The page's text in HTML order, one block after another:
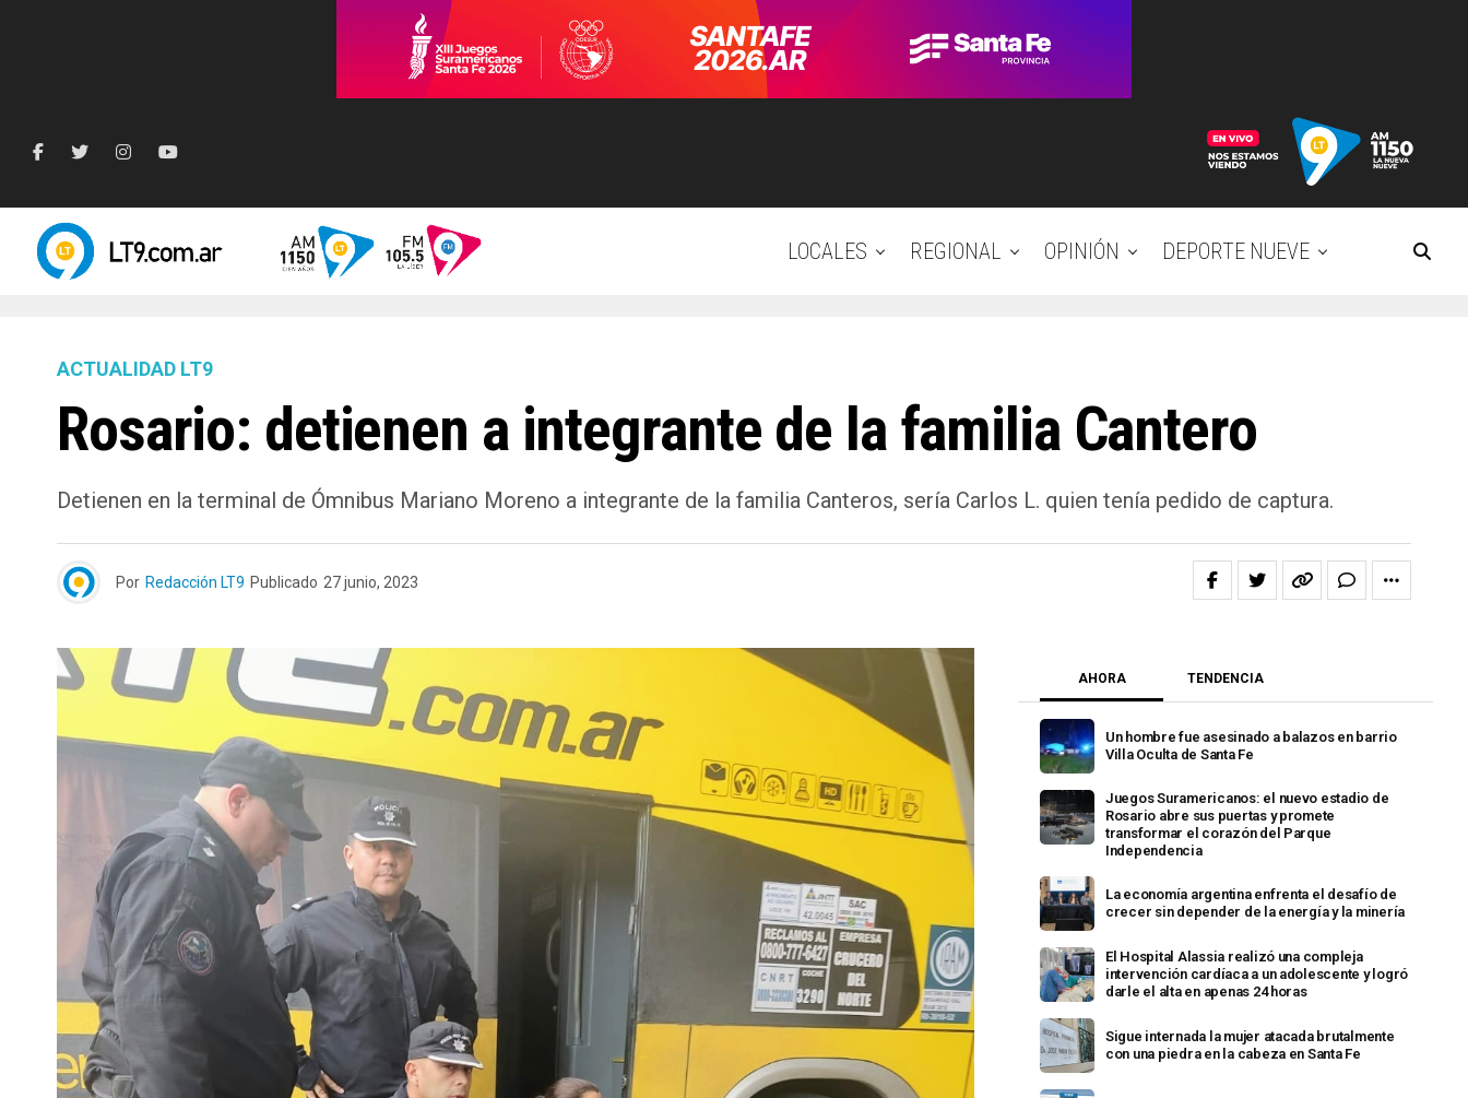
LOCALES REGIONAL OPINIÓN DEPORTE NUEVE
ACTUALIDAD LT9
Rosario: detienen a integrante de la familia Cantero
Detienen en la terminal de Ómnibus Mariano Moreno a integrante de la familia Canteros, sería Carlos L. quien tenía pedido de captura.
Por Redacción LT9 Publicado 27 junio, 2023
AHORA TENDENCIA
Un hombre fue asesinado a balazos en barrio
Villa Oculta de Santa Fe
Juegos Suramericanos: el nuevo estadio de
Rosario abre sus puertas y promete
transformar el corazón del Parque
Independencia
La economía argentina enfrenta el desafío de
crecer sin depender de la energía y la minería
El Hospital Alassia realizó una compleja
intervención cardíaca a un adolescente y logró
darle el alta en apenas 24 horas
Sigue internada la mujer atacada brutalmente
con una piedra en la cabeza en Santa Fe